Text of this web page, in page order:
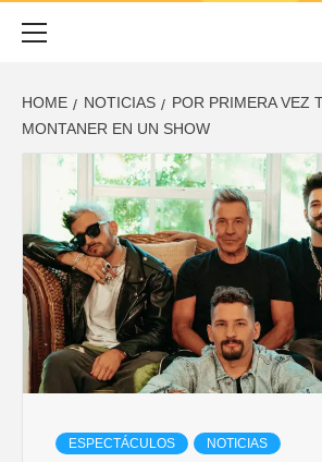
HOME NOTICIAS
POR PRIMERA VEZ
MONTANER EN UN SHOW
ESPECTÁCULOS NOTICIAS